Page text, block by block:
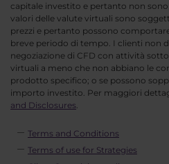
capitale investito e pertanto non
valori delle valute virtuali sono
prezzi e pertanto possono
breve periodo di tempo. I clienti non
negoziazione di CFD con attività
virtuali a meno che non abbiano le
prodotto specifico; o se possono
importo investito. Per maggiori
and Disclosures.
Terms and Conditions
Terms of use for Strategies